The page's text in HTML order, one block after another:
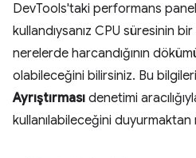
DevTools'taki performans
kullandıysanız CPU süresinin
nerelerde harcandığının
olabileceğini bilirsiniz. Bu
Ayrıştırması denetimi
kullanılabileceğini